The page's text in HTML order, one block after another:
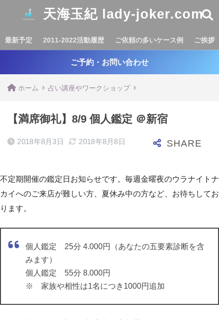
天海玉紀 lady-joker.com
最新予定 2011-2022活動履歴 ご依頼の多いケース例 ご挨拶
ご予約・お問い合わせ
ホーム 占い講座やワークショップ
【満席御礼】8/9 個人鑑定 ＠新宿
2018年8月3日 2018年8月8日
不定期開催の鑑定日お知らせです。毎週金曜夜のウラナイトナ
カイへのご来店が難しい方、夏休み中の方など、お待ちしてお
ります。
個人鑑定 25分 4.000円（あなたの五要素診断を含
みます）
個人鑑定 55分 8.000円
※ 家族や相性は1名につき1000円追加